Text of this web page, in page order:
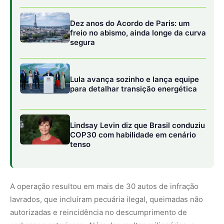
A operação resultou em mais de 30 autos de infração
lavrados, que incluíram pecuária ilegal, queimadas não
autorizadas e reincidência no descumprimento de
embargos anteriores. Além das multas milionárias, o
Ibama realizou uma série de apreensões de
equipamentos e produtos utilizados nos crimes